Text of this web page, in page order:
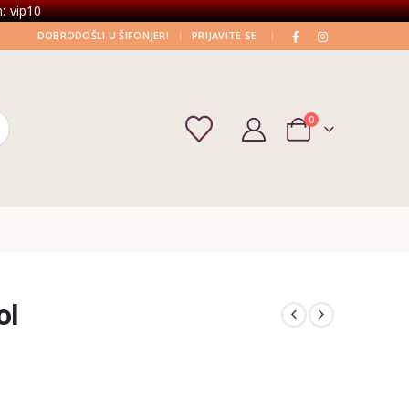
vip10
DOBRODOŠLI U ŠIFONJER! | PRIJAVITE SE |
0